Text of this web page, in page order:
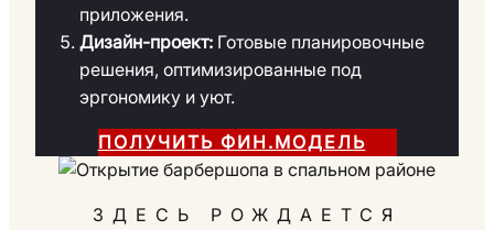
приложения.
Дизайн-проект: Готовые планировочные
решения, оптимизированные под
эргономику и уют.
ПОЛУЧИТЬ ФИН.МОДЕЛЬ
ЗДЕСЬ РОЖДАЕТСЯ